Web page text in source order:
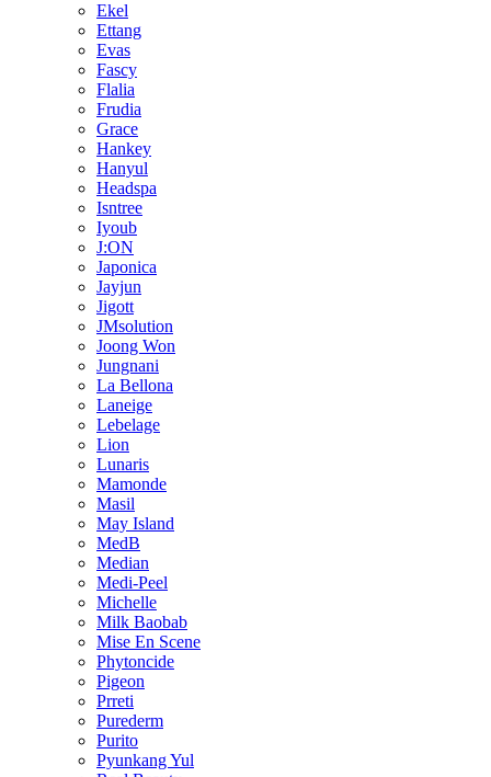
Ekel
Ettang
Evas
Fascy
Flalia
Frudia
Grace
Hankey
Hanyul
Headspa
Isntree
Iyoub
J:ON
Japonica
Jayjun
Jigott
JMsolution
Joong Won
Jungnani
La Bellona
Laneige
Lebelage
Lion
Lunaris
Mamonde
Masil
May Island
MedB
Median
Medi-Peel
Michelle
Milk Baobab
Mise En Scene
Phytoncide
Pigeon
Prreti
Purederm
Purito
Pyunkang Yul